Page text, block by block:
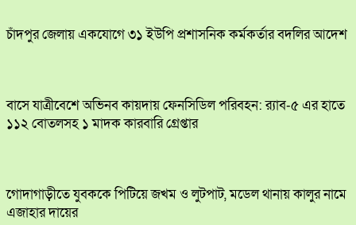
চাঁদপুর জেলায় একযোগে ৩১ ইউপি প্রশাসনিক কর্মকর্তার বদলির আদেশ
বাসে যাত্রীবেশে অভিনব কায়দায় ফেনসিডিল পরিবহন: র‍্যাব-৫ এর হাতে
১১২ বোতলসহ ১ মাদক কারবারি গ্রেপ্তার
​গোদাগাড়ীতে যুবককে পিটিয়ে জখম ও লুটপাট, মডেল থানায় কালুর নামে
এজাহার দায়ের